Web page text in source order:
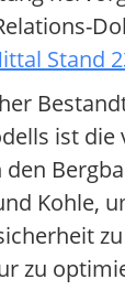
Stand
ist die
Kohle,
zu